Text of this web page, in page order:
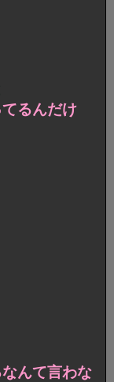
るんだけ
んて言わな